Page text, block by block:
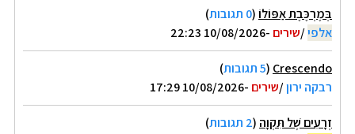
בְּמֶרְכֶּבֶת אַפּוֹלוֹ(0 תגובות
)
אלפי/שירים -10/08/2026 22:23
Crescendo
(5 תגובות
)
רבקה ירון/שירים -10/08/2026 17:29
זְרָעִים שֶׁל תִּקְוָה (2 תגובות
)